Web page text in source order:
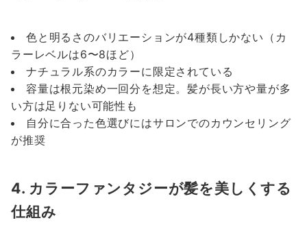
色と明るさのバリエーションが4種類しかない（カ
ラーレベルは6〜8ほど）
ナチュラル系のカラーに限定されている
容量は根元染め一回分を想定。髪が長い方や量が多
い方は足りない可能性も
自分に合った色選びにはサロンでのカウンセリング
が推奨
4. カラーファンタジーが髪を美しくする
仕組み